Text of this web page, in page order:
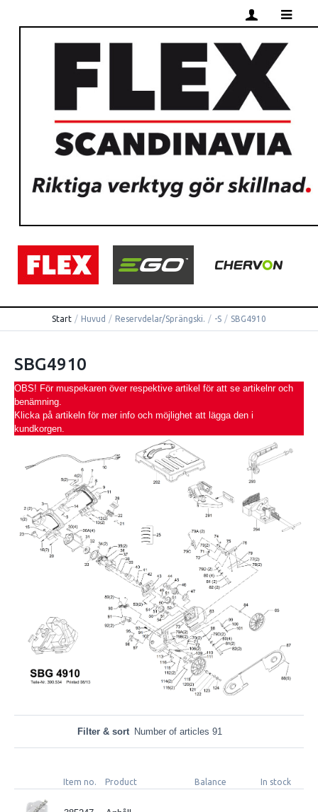
Start / Huvud / Reservdelar/Sprängski. / -S / SBG4910
SBG4910
OBS! För muspekaren över respektive artikel för att se artikelnr och
benämning.
Klicka på artikeln för mer info och möjlighet att lägga den i
kundkorgen.
Filter & sort Number of articles 91
Item no. Product Balance In stock